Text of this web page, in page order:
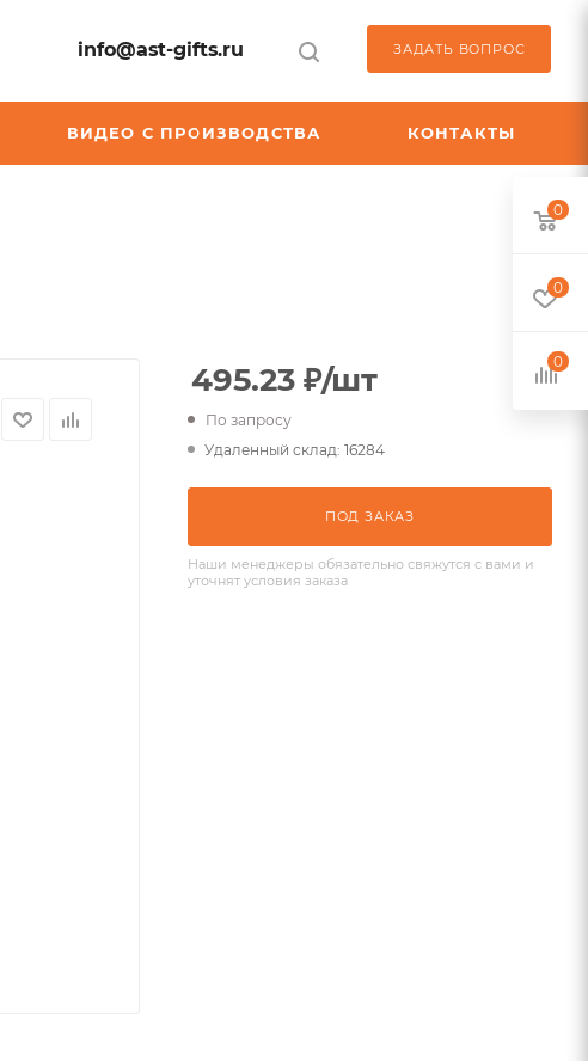
info@ast-gifts.ru ЗАДАТЬ ВОПРОС
ВИДЕО С ПРОИЗВОДСТВА КОНТАКТЫ
495.23 ₽/шт
По запросу
Удаленный склад: 16284
ПОД ЗАКАЗ
Наши менеджеры обязательно свяжутся с вами и
уточнят условия заказа
0
0
0